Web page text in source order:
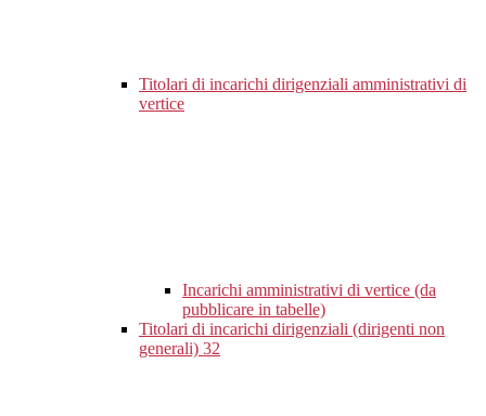
Titolari di incarichi dirigenziali amministrativi di
vertice
Incarichi amministrativi di vertice (da
pubblicare in tabelle)
Titolari di incarichi dirigenziali (dirigenti non
generali) 32